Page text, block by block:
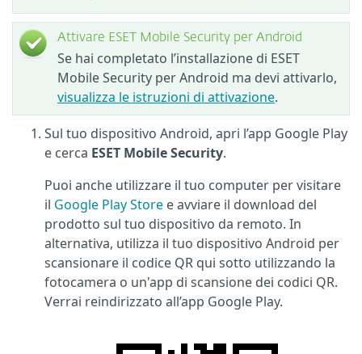
Attivare ESET Mobile Security per Android
Se hai completato l’installazione di ESET
Mobile Security per Android ma devi attivarlo,
visualizza le istruzioni di attivazione.
Sul tuo dispositivo Android, apri l’app Google Play
e cerca ESET Mobile Security.
Puoi anche utilizzare il tuo computer per visitare
il Google Play Store e avviare il download del
prodotto sul tuo dispositivo da remoto. In
alternativa, utilizza il tuo dispositivo Android per
scansionare il codice QR qui sotto utilizzando la
fotocamera o un'app di scansione dei codici QR.
Verrai reindirizzato all’app Google Play.